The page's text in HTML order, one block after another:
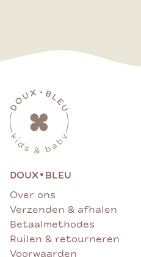
DOUX• BLEU
Over ons
Verzenden & afhalen
Betaalmethodes
Ruilen & retourneren
Voorwaarden